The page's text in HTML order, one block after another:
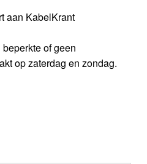
aan KabelKrant
of geen
op zaterdag en zondag.